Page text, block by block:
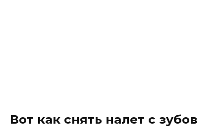
Вот как снять налет с зубов